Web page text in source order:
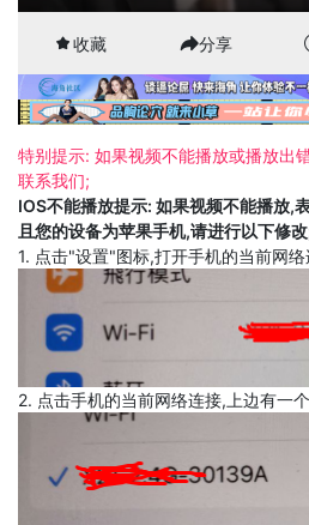
收藏 分享
特别提示: 如果视频不能播放或播放出
联系我们;
IOS不能播放提示: 如果视频不能播放,
且您的设备为苹果手机,请进行以下修
1. 点击"设置"图标,打开手机的当前网
2. 点击手机的当前网络连接,上边有一